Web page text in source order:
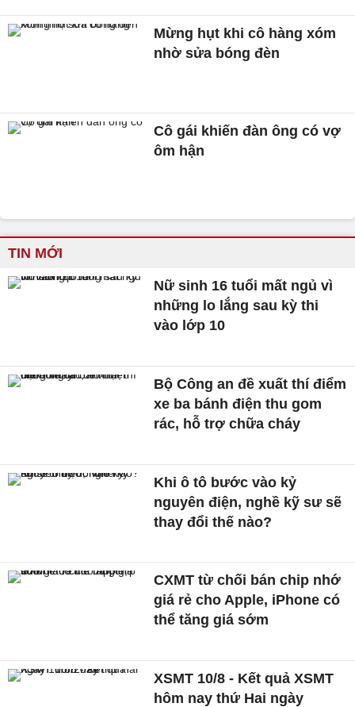
Mừng hụt khi cô hàng xóm
nhờ sửa bóng đèn
Cô gái khiến đàn ông có vợ
ôm hận
TIN MỚI
Nữ sinh 16 tuổi mất ngủ vì
những lo lắng sau kỳ thi
vào lớp 10
Bộ Công an đề xuất thí điểm
xe ba bánh điện thu gom
rác, hỗ trợ chữa cháy
Khi ô tô bước vào kỷ
nguyên điện, nghề kỹ sư sẽ
thay đổi thế nào?
CXMT từ chối bán chip nhớ
giá rẻ cho Apple, iPhone có
thể tăng giá sớm
XSMT 10/8 - Kết quả XSMT
hôm nay thứ Hai ngày